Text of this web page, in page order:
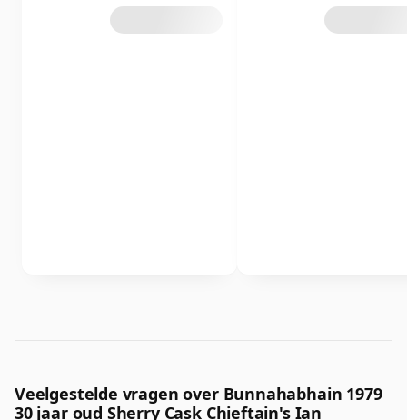
Veelgestelde vragen over Bunnahabhain 1979
30 jaar oud Sherry Cask Chieftain's Ian